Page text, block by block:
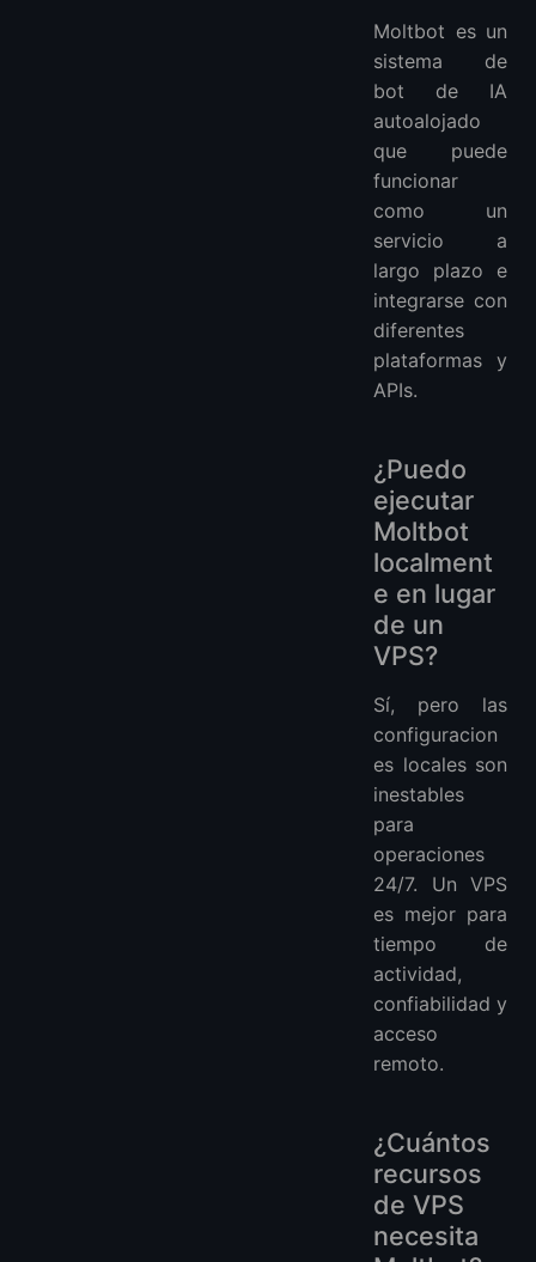
Moltbot es un
sistema de
bot de IA
autoalojado
que puede
funcionar
como un
servicio a
largo plazo e
integrarse con
diferentes
plataformas y
APIs.
¿Puedo
ejecutar
Moltbot
localment
e en lugar
de un
VPS?
Sí, pero las
configuracion
es locales son
inestables
para
operaciones
24/7. Un VPS
es mejor para
tiempo de
actividad,
confiabilidad y
acceso
remoto.
¿Cuántos
recursos
de VPS
necesita